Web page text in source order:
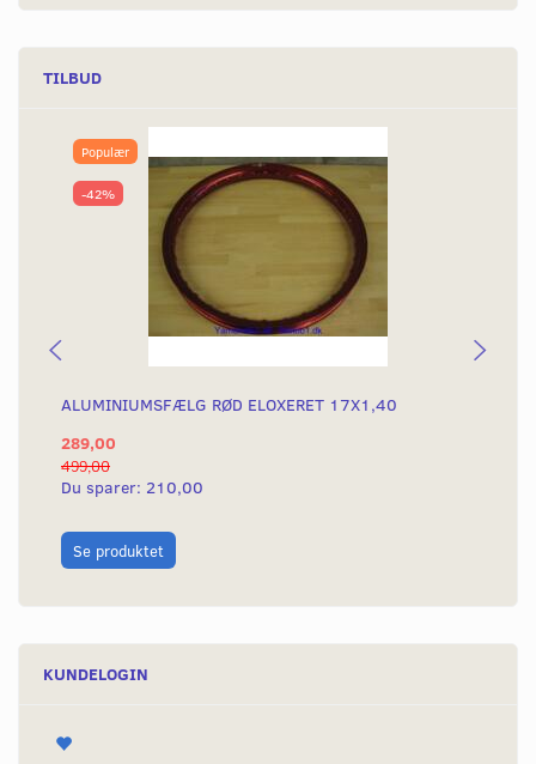
TILBUD
Populær
-42%
ALUMINIUMSFÆLG RØD ELOXERET 17X1,40
289,00
499,00
Du sparer: 210,00
Se produktet
KUNDELOGIN